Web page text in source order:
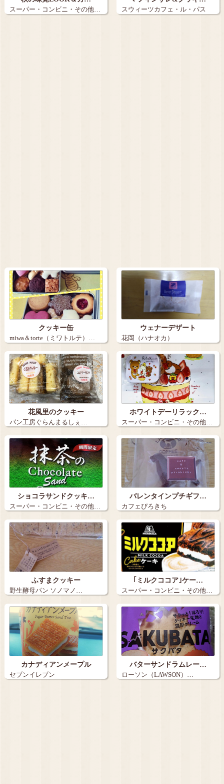
スーパー・コンビニ・その他…
スウィーツカフェ・ル・パス
クッキー缶
miwa＆torte（ミワトルテ）…
ウェナーデザート
花岡（ハナオカ）
花風里のクッキー
パン工房ぐらんまるしぇ…
ホワイトデーリラック…
スーパー・コンビニ・その他…
ショコラサンドクッキ…
スーパー・コンビニ・その他…
バレンタインプチギフ…
カフェぴろきち
ふすまクッキー
野生酵母パン ソノマノ…
｢ミルクココア｣ケー…
スーパー・コンビニ・その他…
カナディアンメープル
セブンイレブン
バターサンドラムレー…
ローソン（LAWSON）…